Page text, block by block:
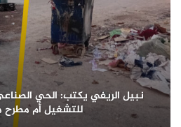
نبيل الريفي يكتب: الحي
للتشغيل أم